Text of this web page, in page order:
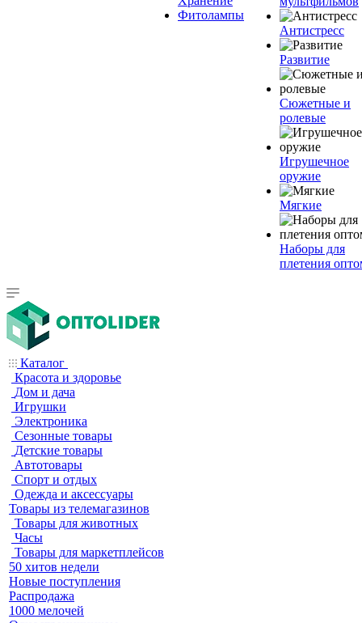
Фитолампы
Антистресс
Развитие
Сюжетные и
ролевые
Игрушечное
оружие
Мягкие
Наборы для
плетения
Каталог
Красота и здоровье
Дом и дача
Игрушки
Электроника
Сезонные товары
Детские товары
Автотовары
Спорт и отдых
Одежда и аксессуары
Товары из телемагазинов
Товары для животных
Часы
Товары для маркетплейсов
50 хитов недели
Новые поступления
Распродажа
1000 мелочей